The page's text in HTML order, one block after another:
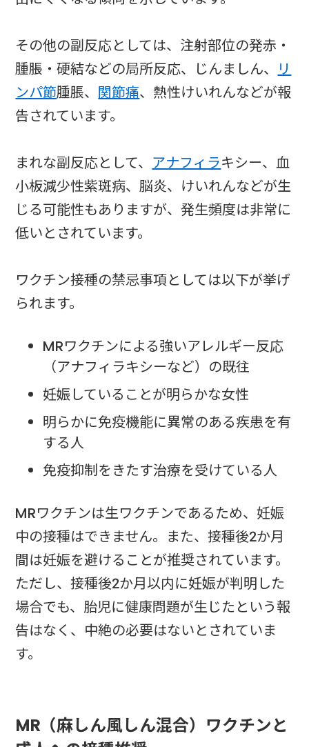
その他の副反応としては、注射部位の発赤・
腫脹・硬結などの局所反応、じんましん、
リ
ンパ節腫脹、 関節痛、熱性けいれんなどが報
告されています。
まれな副反応として、 アナフィラキシー、血
小板減少性紫斑病、脳炎、けいれんなどが生
じる可能性もありますが、発生頻度は非常に
低いとされています。
ワクチン接種の禁忌事項としては以下が挙げ
られます。
MRワクチンによる強いアレルギー反応
（アナフィラキシーなど）の既往
妊娠していることが明らかな女性
明らかに免疫機能に異常のある疾患を有
する人
免疫抑制をきたす治療を受けている人
MRワクチンは生ワクチンであるため、妊娠
中の接種はできません。また、接種後2か月
間は妊娠を避けることが推奨されています。
ただし、接種後2か月以内に妊娠が判明した
場合でも、胎児に健康問題が生じたという報
告はなく、中絶の必要はないとされていま
す。
MR（麻しん風しん混合）ワクチンと